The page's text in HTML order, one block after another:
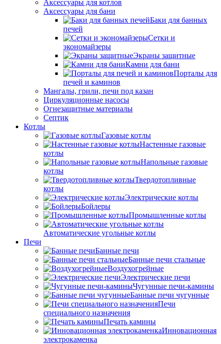
Аксессуары для котлов
Аксессуары для бани
Баки для банных
печей
Сетки и
экономайзеры
Экраны защитные
Камни для бани
Порталы для
печей и каминов
Мангалы, грили, печи под казан
Циркуляционные насосы
Огнезащитные материалы
Септик
Котлы
Газовые котлы
Настенные газовые
котлы
Напольные газовые
котлы
Твердотопливные
котлы
Электрические котлы
Бойлеры
Промышленные котлы
Автоматические угольные котлы
Печи
Банные печи
Банные печи стальные
Воздухогрейные
Электрические печи
Чугунные печи-камины
Банные печи чугунные
Печи
специального назначения
Печать камины
Инновационная
электрокаменка